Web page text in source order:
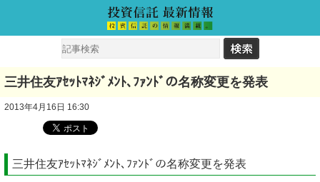
三井住友ｱｾｯﾄﾏﾈｼﾞﾒﾝﾄ､ﾌｧﾝﾄﾞの名称変更を発表
2013年4月16日 16:30
三井住友ｱｾｯﾄﾏﾈｼﾞﾒﾝﾄ､ﾌｧﾝﾄﾞの名称変更を発表